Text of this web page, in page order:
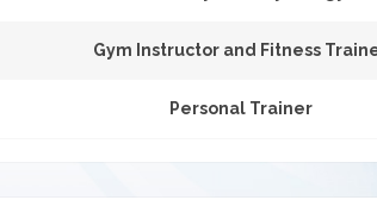
Gym Instructor and Fitness
Personal Trainer